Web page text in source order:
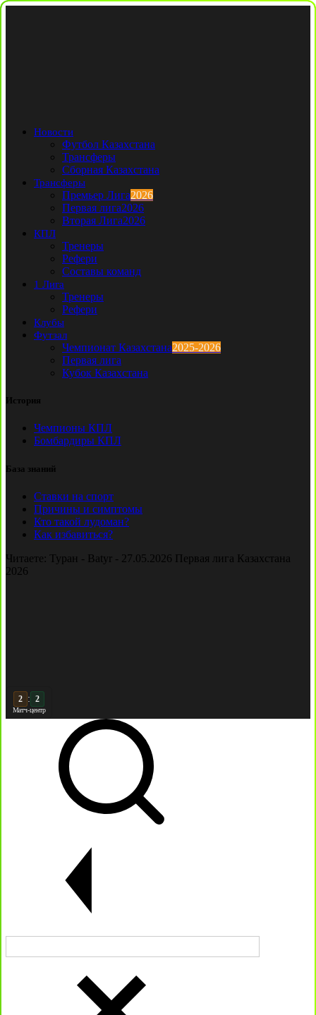
Новости
Футбол Казахстана
Трансферы
Сборная Казахстана
Трансферы
Премьер Лига2026
Первая лига2026
Вторая Лига2026
КПЛ
Тренеры
Рефери
Составы команд
1 Лига
Тренеры
Рефери
Клубы
Футзал
Чемпионат Казахстана2025-2026
Первая лига
Кубок Казахстана
История
Чемпионы КПЛ
Бомбардиры КПЛ
База знаний
Ставки на спорт
Причины и симптомы
Кто такой лудоман?
Как избавиться?
Читаете: Туран - Batyr - 27.05.2026 Первая лига Казахстана
2026
3 : 2
Матч-центр